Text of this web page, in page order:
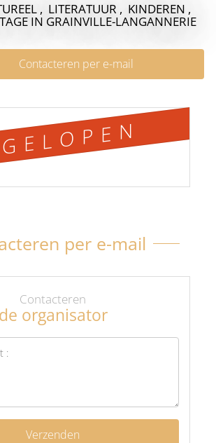
, LITERATUUR , KINDEREN ,
IN GRAINVILLE-LANGANNERIE
Contacteren per e-mail
per e-mail
Contacteren
de organisator
Verzenden